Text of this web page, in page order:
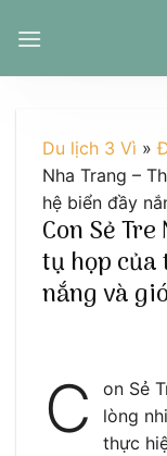
đến
Du lịch 3 Vì »
Nha Trang –
hệ biển đầy
Con Sẻ
tụ họp của
nắng và
C
on Sẻ
lòng
thực